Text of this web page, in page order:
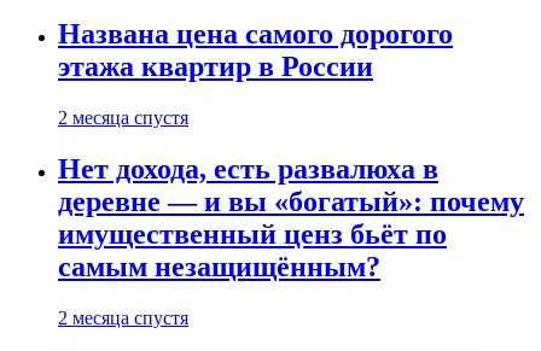
Названа цена самого дорогого
этажа квартир в России
2 месяца спустя
Нет дохода, есть развалюха в
деревне — и вы «богатый»: почему
имущественный ценз бьёт по
самым незащищённым?
2 месяца спустя